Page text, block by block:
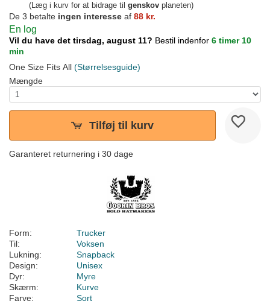
(Læg i kurv for at bidrage til genskov planeten)
De 3 betalte ingen interesse af 88 kr.
En log
Vil du have det tirsdag, august 11? Bestil indenfor 6 timer 10
min
One Size Fits All (Størrelsesguide)
Mængde
Tilføj til kurv
Garanteret returnering i 30 dage
Form:
Trucker
Til:
Voksen
Lukning:
Snapback
Design:
Unisex
Dyr:
Myre
Skærm:
Kurve
Farve:
Sort